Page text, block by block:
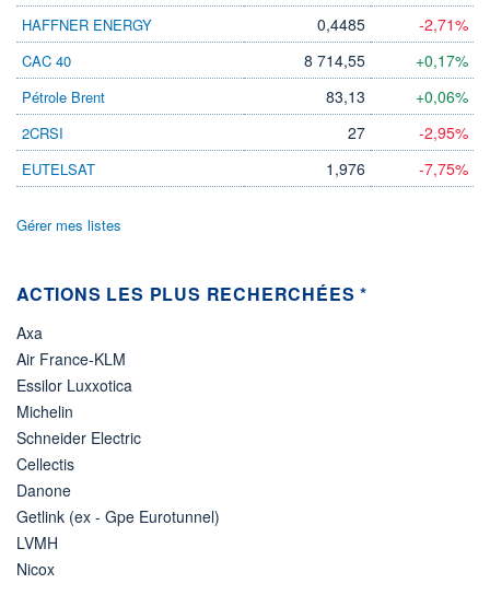
HAFFNER ENERGY
0,4485 -2,71%
CAC 40 8 714,55 +0,17%
Pétrole Brent 83,13 +0,06%
2CRSI 27 -2,95%
EUTELSAT 1,976 -7,75%
Gérer mes listes
ACTIONS LES PLUS RECHERCHÉES *
Axa
Air France-KLM
Essilor Luxxotica
Michelin
Schneider Electric
Cellectis
Danone
Getlink (ex - Gpe Eurotunnel)
LVMH
Nicox